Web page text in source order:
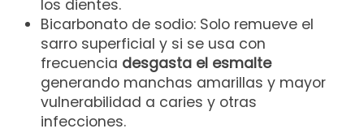
los dientes.
Bicarbonato de sodio: Solo remueve el
sarro superficial y si se usa con
frecuencia desgasta el esmalte
generando manchas amarillas y mayor
vulnerabilidad a caries y otras
infecciones.